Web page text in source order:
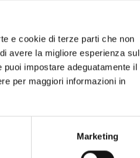
e cookie di terze parti che non
avere la migliore esperienza sul
impostare adeguatamente il
per maggiori informazioni in
Marketing
2026
Spiagge pubbliche
depositi ed
illecito | FOTO
fa sesso in
storico,